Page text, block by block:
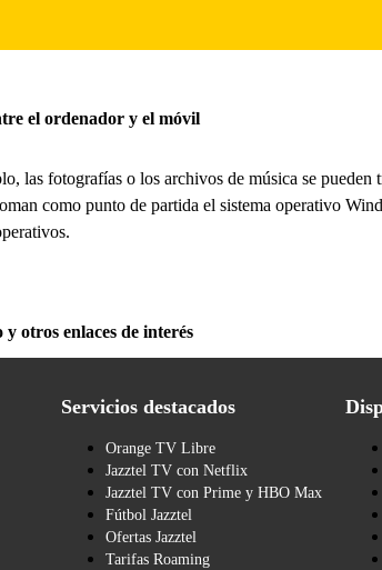
el ordenador y el móvil
las fotografías o los archivos de música se
como punto de partida el sistema operativo
otros enlaces de interés
Servicios destacados
Orange TV Libre
Jazztel TV con Netflix
Jazztel TV con Prime y HBO Max
Fútbol Jazztel
Ofertas Jazztel
Tarifas Roaming